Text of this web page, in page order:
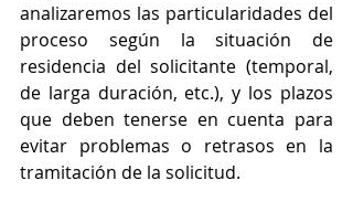
analizaremos las particularidades del
proceso según la situación de
residencia del solicitante (temporal,
de larga duración, etc.), y los plazos
que deben tenerse en cuenta para
evitar problemas o retrasos en la
tramitación de la solicitud.